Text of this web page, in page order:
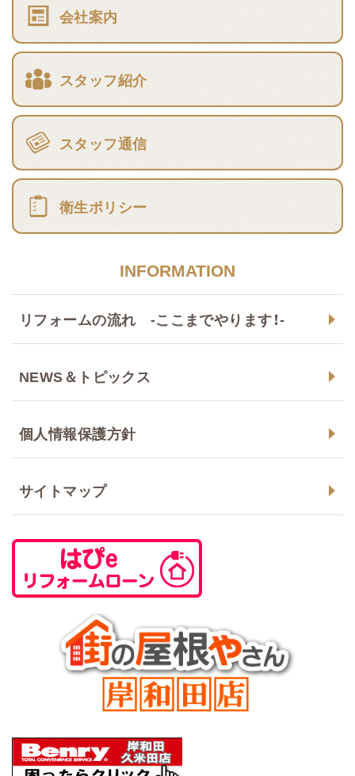
会社案内
スタッフ紹介
スタッフ通信
衛生ポリシー
INFORMATION
リフォームの流れ -ここまでやります！-
NEWS＆トピックス
個人情報保護方針
サイトマップ